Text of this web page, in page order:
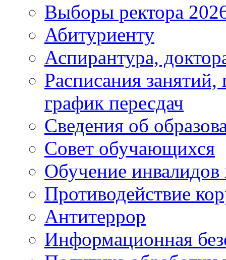
Выборы ректора
Абитуриенту
Аспирантура,
Расписания
график пересдач
Сведения об
Совет обучающихся
Обучение
Противодействие
Антитеррор
Информационная